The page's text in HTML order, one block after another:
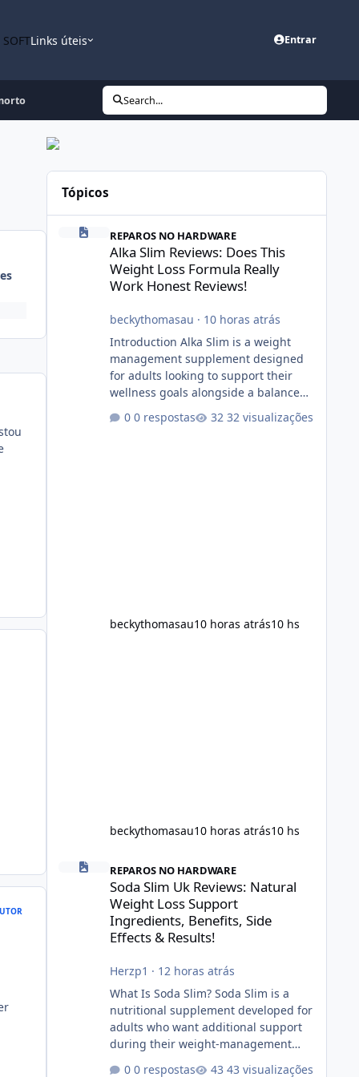
Links úteis Entrar
Search...
Tópicos
REPAROS NO HARDWARE
Alka Slim Reviews: Does This
Weight Loss Formula Really
Work Honest Reviews!
beckythomasau · 10 horas atrás
Introduction Alka Slim is a weight
management supplement designed
for adults looking to support their
wellness goals alongside a balanced
product is marketed as a convenient
0 respostas 32 visualizações
beckythomasau10 horas atrás10 hs
beckythomasau10 horas atrás10 hs
Soda Slim Uk Reviews: Natural Weight Loss Support
REPAROS NO HARDWARE
Soda Slim Uk Reviews: Natural
Weight Loss Support
Ingredients, Benefits, Side
Effects & Results!
Herzp1 · 12 horas atrás
What Is Soda Slim? Soda Slim is a
nutritional supplement developed for
adults who want additional support
during their weight-management
0 respostas 43 visualizações